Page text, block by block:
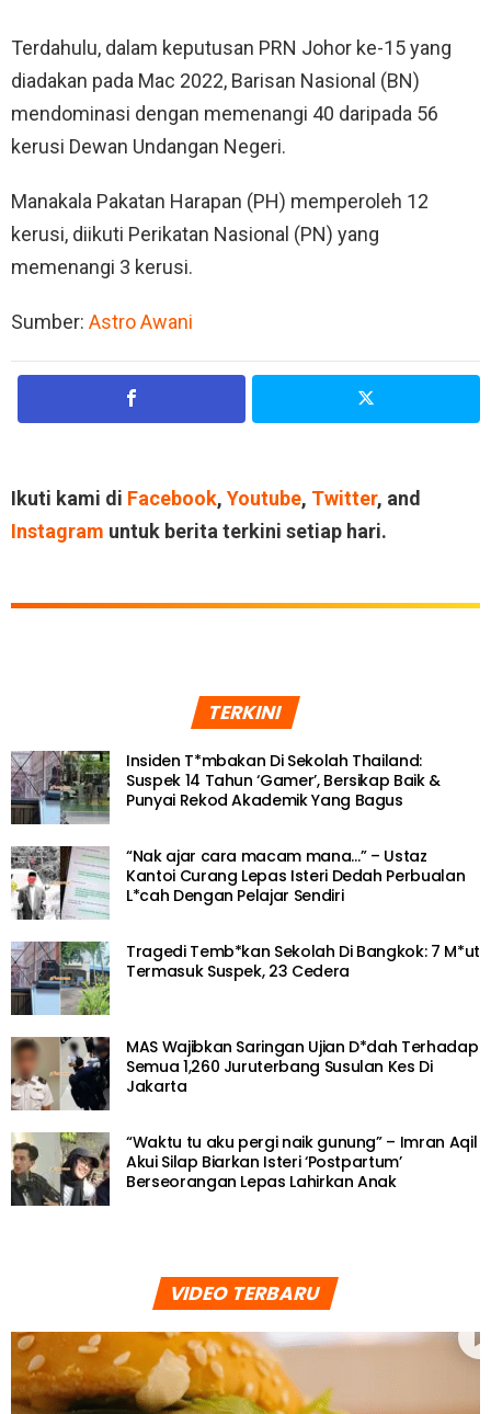
Terdahulu, dalam keputusan PRN Johor ke-15 yang
diadakan pada Mac 2022, Barisan Nasional (BN)
mendominasi dengan memenangi 40 daripada 56
kerusi Dewan Undangan Negeri.
Manakala Pakatan Harapan (PH) memperoleh 12
kerusi, diikuti Perikatan Nasional (PN) yang
memenangi 3 kerusi.
Sumber: Astro Awani
Ikuti kami di Facebook, Youtube, Twitter, and
Instagram untuk berita terkini setiap hari.
TERKINI
Insiden T*mbakan Di Sekolah Thailand:
Suspek 14 Tahun ‘Gamer’, Bersikap Baik &
Punyai Rekod Akademik Yang Bagus
“Nak ajar cara macam mana…” – Ustaz
Kantoi Curang Lepas Isteri Dedah Perbualan
L*cah Dengan Pelajar Sendiri
Tragedi Temb*kan Sekolah Di Bangkok: 7 M*ut
Termasuk Suspek, 23 Cedera
MAS Wajibkan Saringan Ujian D*dah Terhadap
Semua 1,260 Juruterbang Susulan Kes Di
Jakarta
“Waktu tu aku pergi naik gunung” – Imran Aqil
Akui Silap Biarkan Isteri ‘Postpartum’
Berseorangan Lepas Lahirkan Anak
VIDEO TERBARU